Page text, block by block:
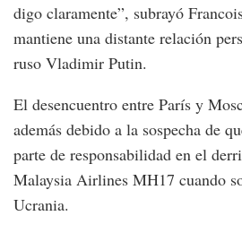
digo claramente”, subrayó
mantiene una distante relación
ruso Vladimir Putin.
El desencuentro entre París y
además debido a la sospecha de
parte de responsabilidad en el
Malaysia Airlines MH17 cuando
Ucrania.